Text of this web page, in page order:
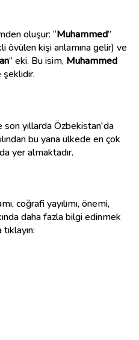
oluşur: “Muhammed”
övülen kişi anlamına gelir) ve
” eki. Bu isim, Muhammed
yıllarda Özbekistan'da
bu yana ülkede en çok
yer almaktadır.
coğrafi yayılımı, önemi,
daha fazla bilgi edinmek